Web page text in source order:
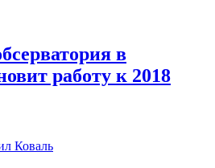
в
работу к 2018
Коваль